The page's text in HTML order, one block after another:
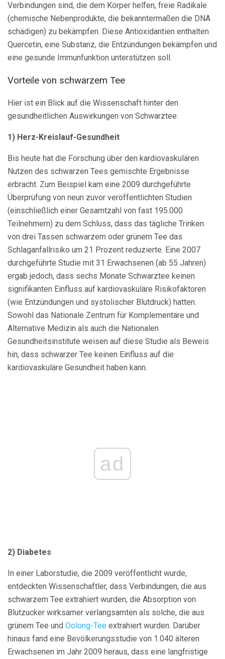
Verbindungen sind, die dem Körper helfen, freie Radikale
(chemische Nebenprodukte, die bekanntermaßen die DNA
schädigen) zu bekämpfen. Diese Antioxidantien enthalten
Quercetin, eine Substanz, die Entzündungen bekämpfen und
eine gesunde Immunfunktion unterstützen soll.
Vorteile von schwarzem Tee
Hier ist ein Blick auf die Wissenschaft hinter den
gesundheitlichen Auswirkungen von Schwarztee:
1) Herz-Kreislauf-Gesundheit
Bis heute hat die Forschung über den kardiovaskulären
Nutzen des schwarzen Tees gemischte Ergebnisse
erbracht. Zum Beispiel kam eine 2009 durchgeführte
Überprüfung von neun zuvor veröffentlichten Studien
(einschließlich einer Gesamtzahl von fast 195.000
Teilnehmern) zu dem Schluss, dass das tägliche Trinken
von drei Tassen schwarzem oder grünem Tee das
Schlaganfallrisiko um 21 Prozent reduzierte. Eine 2007
durchgeführte Studie mit 31 Erwachsenen (ab 55 Jahren)
ergab jedoch, dass sechs Monate Schwarztee keinen
signifikanten Einfluss auf kardiovaskuläre Risikofaktoren
(wie Entzündungen und systolischer Blutdruck) hatten.
Sowohl das Nationale Zentrum für Komplementäre und
Alternative Medizin als auch die Nationalen
Gesundheitsinstitute weisen auf diese Studie als Beweis
hin, dass schwarzer Tee keinen Einfluss auf die
kardiovaskuläre Gesundheit haben kann.
ad
2) Diabetes
In einer Laborstudie, die 2009 veröffentlicht wurde,
entdeckten Wissenschaftler, dass Verbindungen, die aus
schwarzem Tee extrahiert wurden, die Absorption von
Blutzucker wirksamer verlangsamten als solche, die aus
grünem Tee und Oolong-Tee extrahiert wurden. Darüber
hinaus fand eine Bevölkerungsstudie von 1.040 älteren
Erwachsenen im Jahr 2009 heraus, dass eine langfristige